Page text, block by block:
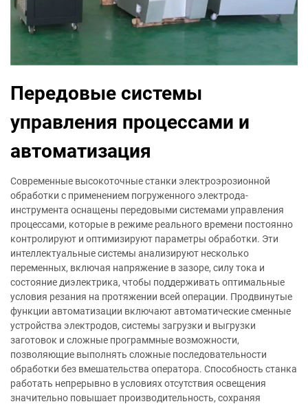
Передовые системы
управления процессами и
автоматизация
Современные высокоточные станки электроэрозионной
обработки с применением погруженного электрода-
инструмента оснащены передовыми системами управления
процессами, которые в режиме реального времени постоянно
контролируют и оптимизируют параметры обработки. Эти
интеллектуальные системы анализируют несколько
переменных, включая напряжение в зазоре, силу тока и
состояние диэлектрика, чтобы поддерживать оптимальные
условия резания на протяжении всей операции. Продвинутые
функции автоматизации включают автоматические сменные
устройства электродов, системы загрузки и выгрузки
заготовок и сложные программные возможности,
позволяющие выполнять сложные последовательности
обработки без вмешательства оператора. Способность станка
работать непрерывно в условиях отсутствия освещения
значительно повышает производительность, сохраняя